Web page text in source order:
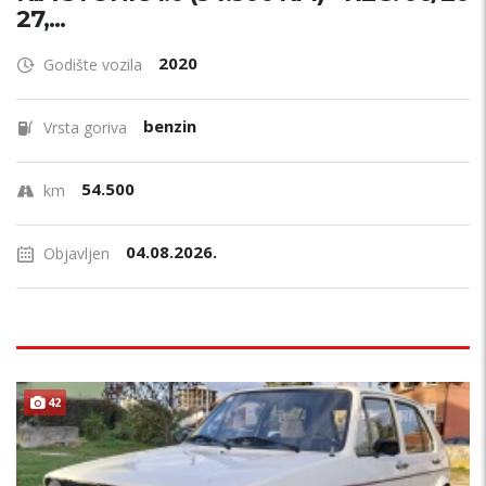
27,...
Godište vozila 2020
Vrsta goriva benzin
km 54.500
Objavljen 04.08.2026.
42 ODRŽAVAN !